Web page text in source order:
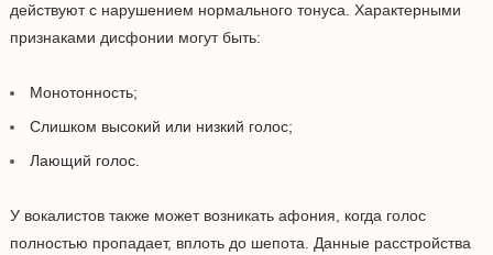
действуют с нарушением нормального тонуса. Характерными
признаками дисфонии могут быть:
Монотонность;
Слишком высокий или низкий голос;
Лающий голос.
У вокалистов также может возникать афония, когда голос
полностью пропадает, вплоть до шепота. Данные расстройства